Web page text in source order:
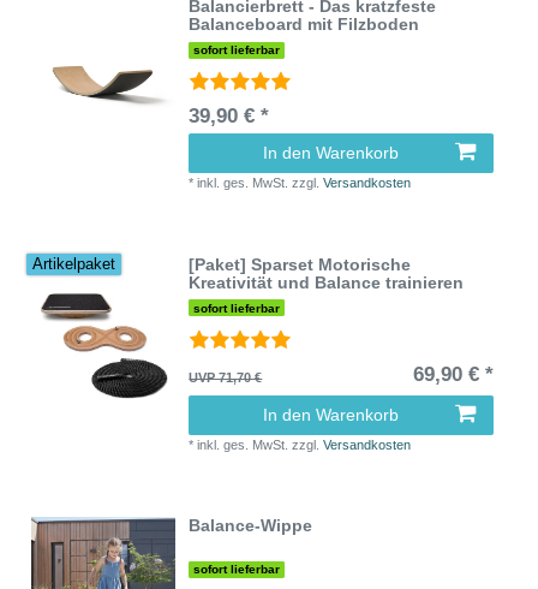
Balancierbrett - Das kratzfeste
Balanceboard mit Filzboden
sofort lieferbar
39,90 € *
In den Warenkorb
*inkl. ges. MwSt. zzgl.Versandkosten
Artikelpaket
[Paket] Sparset Motorische
Kreativität und Balance trainieren
sofort lieferbar
UVP 71,70 € 69,90 € *
In den Warenkorb
*inkl. ges. MwSt. zzgl.Versandkosten
Balance-Wippe
sofort lieferbar